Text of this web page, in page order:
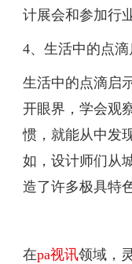
计展会和参加行
4、生活中的点滴
生活中的点滴启
开眼界，学会观
惯，就能从中发
如，设计师们从
造了许多极具特
在pa视讯领域，